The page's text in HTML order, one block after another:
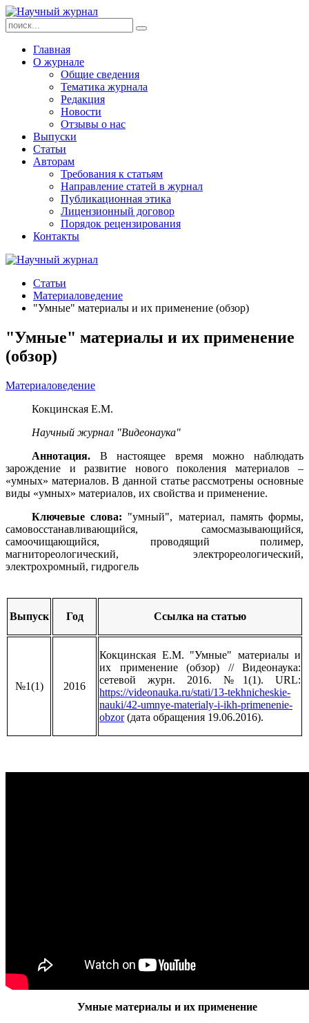
Главная
О журнале
Общие сведения
Тематика журнала
Редакция
Новости
Отзывы о нас
Выпуски
Статьи
Авторам
Требования к статьям
Направление статей в журнал
Публикационная этика
Лицензионный договор
Порядок рецензирования
Контакты
Статьи
Материаловедение
"Умные" материалы и их применение (обзор)
"Умные" материалы и их применение
(обзор)
Материаловедение
Кокцинская Е.М.
Научный журнал "Видеонаука"
Аннотация.В настоящее время можно наблюдать
зарождение и развитие нового поколения материалов –
«умных» материалов. В данной статье рассмотрены основные
виды «умных» материалов, их свойства и применение.
Ключевые слова: "умный", материал, память формы,
самовосстанавливающийся, самосмазывающийся,
самоочищающийся, проводящий полимер,
магнитореологический, электрореологический,
электрохромный, гидрогель
Выпуск Год Ссылка на статью
№1(1) 2016
Кокцинская Е.М. "Умные" материалы и
их применение (обзор) // Видеонаука:
сетевой журн. 2016. №1(1). URL:
https://videonauka.ru/stati/13-tekhnicheskie-
nauki/42-umnye-materialy-i-ikh-primenenie-
obzor(дата обращения 19.06.2016).
Умные материалы и их применение